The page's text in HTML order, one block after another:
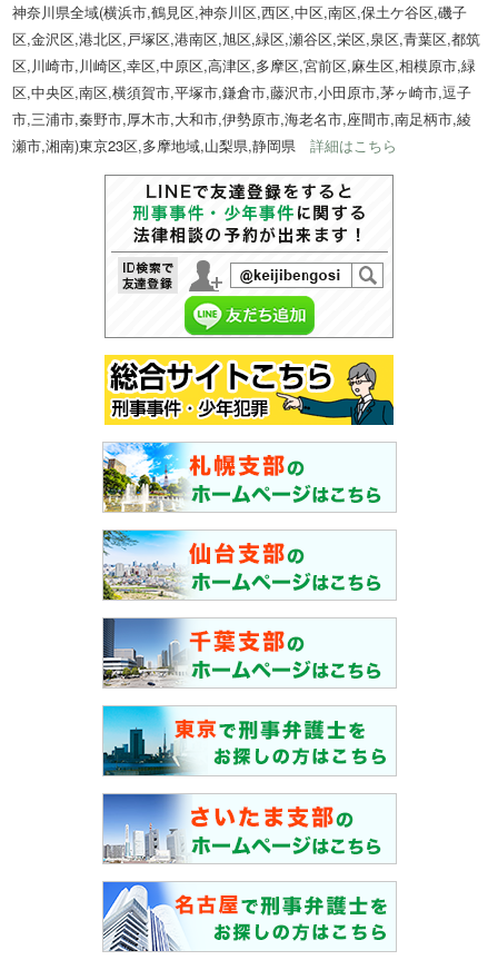
神奈川県全域(横浜市,鶴見区,神奈川区,西区,中区,南区,保土ケ谷区,磯子
区,金沢区,港北区,戸塚区,港南区,旭区,緑区,瀬谷区,栄区,泉区,青葉区,都筑
区,川崎市,川崎区,幸区,中原区,高津区,多摩区,宮前区,麻生区,相模原市,緑
区,中央区,南区,横須賀市,平塚市,鎌倉市,藤沢市,小田原市,茅ヶ崎市,逗子
市,三浦市,秦野市,厚木市,大和市,伊勢原市,海老名市,座間市,南足柄市,綾
瀬市,湘南)東京23区,多摩地域,山梨県,静岡県詳細はこちら